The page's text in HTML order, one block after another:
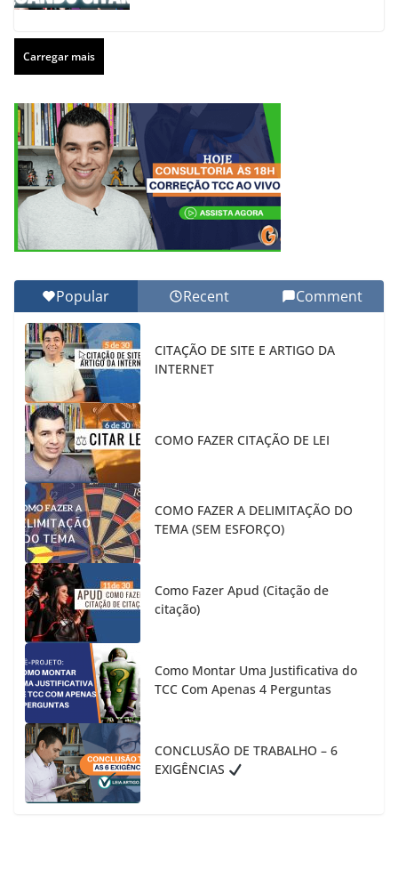
Carregar mais
Popular Recent Comment
CITAÇÃO DE SITE E ARTIGO DA
INTERNET
COMO FAZER CITAÇÃO DE LEI
COMO FAZER A DELIMITAÇÃO DO
TEMA (SEM ESFORÇO)
Como Fazer Apud (Citação de
citação)
Como Montar Uma Justificativa do
TCC Com Apenas 4 Perguntas
CONCLUSÃO DE TRABALHO – 6
EXIGÊNCIAS